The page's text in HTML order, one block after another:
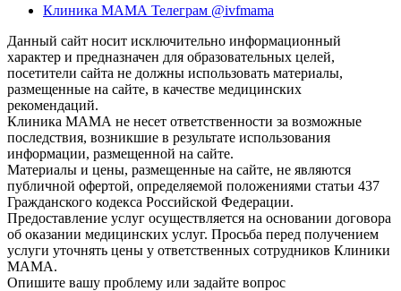
Клиника МАМА Телеграм @ivfmama
Данный сайт носит исключительно информационный
характер и предназначен для образовательных целей,
посетители сайта не должны использовать материалы,
размещенные на сайте, в качестве медицинских
рекомендаций.
Клиника МАМА не несет ответственности за возможные
последствия, возникшие в результате использования
информации, размещенной на сайте.
Материалы и цены, размещенные на сайте, не являются
публичной офертой, определяемой положениями статьи 437
Гражданского кодекса Российской Федерации.
Предоставление услуг осуществляется на основании договора
об оказании медицинских услуг. Просьба перед получением
услуги уточнять цены у ответственных сотрудников Клиники
МАМА.
Опишите вашу проблему или задайте вопрос